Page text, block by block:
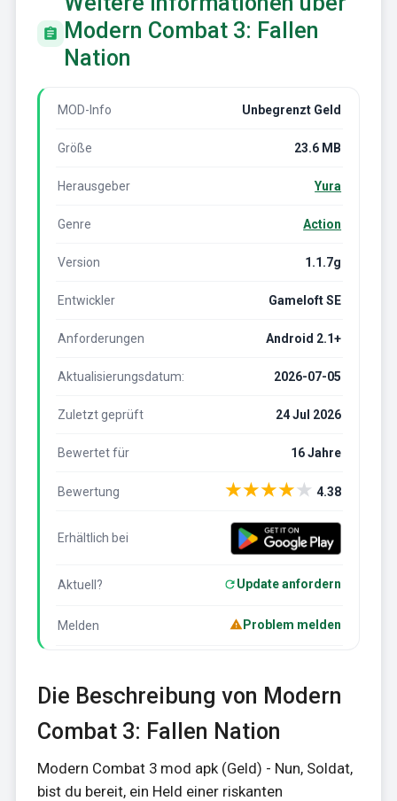
Modern Combat 3: Fallen
Nation
MOD-Info Unbegrenzt Geld
Größe 23.6 MB
Herausgeber Yura
Genre Action
Version 1.1.7g
Entwickler Gameloft SE
Anforderungen Android 2.1+
Aktualisierungsdatum: 2026-07-05
Zuletzt geprüft 24 Jul 2026
Bewertet für 16 Jahre
Bewertung ★★★★★ 4.38
Erhältlich bei
Aktuell? Update anfordern
Melden Problem melden
Die Beschreibung von Modern
Combat 3: Fallen Nation
Modern Combat 3 mod apk (Geld) - Nun, Soldat,
bist du bereit, ein Held einer riskanten